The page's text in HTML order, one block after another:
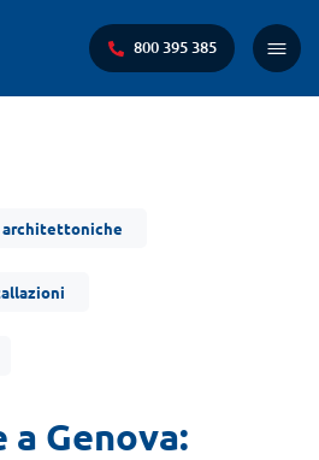
800 395 385
Menu
Genova: